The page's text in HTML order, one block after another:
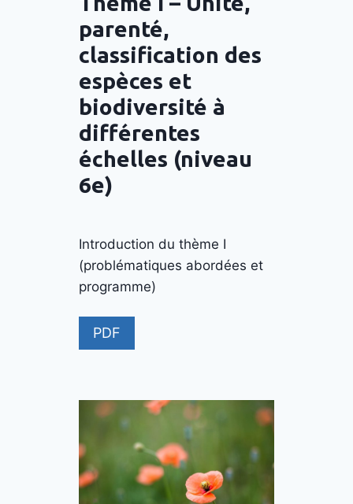
parenté,
classification des
espèces et
biodiversité à
différentes
échelles (niveau
6e)
Introduction du thème I
(problématiques abordées et
programme)
PDF